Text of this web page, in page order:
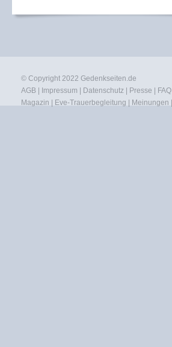
© Copyright 2022 Gedenkseiten.de
AGB
Impressum Datenschutz Presse
FAQ
Magazin
Eve-Trauerbegleitung Meinungen